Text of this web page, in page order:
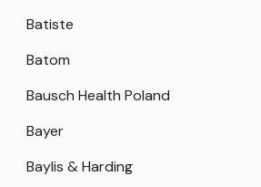
Batiste
Batom
Bausch Health Poland
Bayer
Baylis & Harding